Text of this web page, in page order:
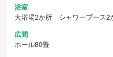
浴室
大浴場2か所 シャワーブース2
広間
ホール80畳